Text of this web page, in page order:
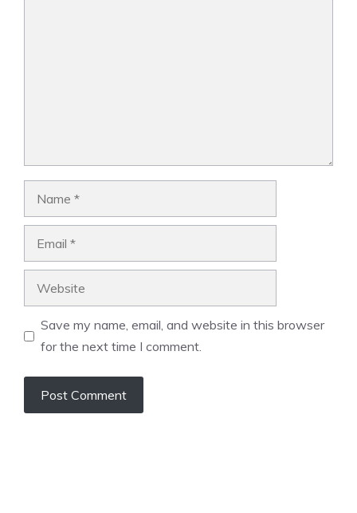
Save my name, email, and website in this browser
for the next time I comment.